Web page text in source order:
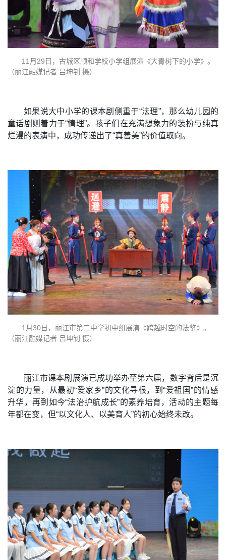
11月29日，古城区顺和学校小学组展演《大青树下的小学》。
（丽江融媒记者 吕坤钊 摄）
如果说大中小学的课本剧侧重于“法理”，那么幼儿园的
童话剧则着力于“情理”。孩子们在充满想象力的装扮与纯真
烂漫的表演中，成功传递出了“真善美”的价值取向。
1月30日，丽江市第二中学初中组展演《跨越时空的法鉴》。
（丽江融媒记者 吕坤钊 摄）
丽江市课本剧展演已成功举办至第六届，数字背后是沉
淀的力量，从最初“爱家乡”的文化寻根，到“爱祖国”的情感
升华，再到如今“法治护航成长”的素养培育，活动的主题每
年都在变，但“以文化人、以美育人”的初心始终未改。